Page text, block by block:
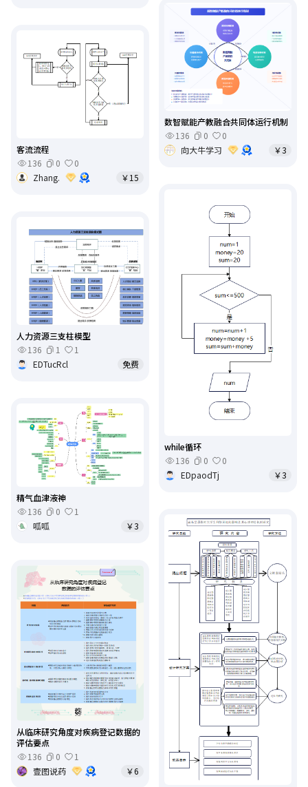
数智赋能产教融合共同体运行机制
136
0
0
向大牛学习
￥3
客流流程
136
0
0
Zhang.
￥15
while循环
136
0
0
EDpaodTj
￥3
人力资源三支柱模型
136
1
1
EDTucRcl
免费
精气血津液神
136
0
1
呱呱
￥3
从临床研究角度对疾病登记数据的
评估要点
136
0
1
壹图说药
￥6